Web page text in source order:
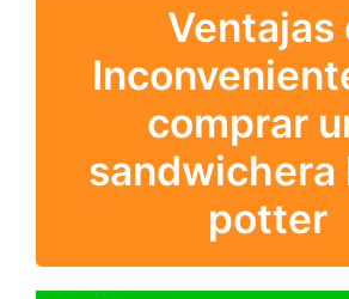
Ventajas
comprar
sandwichera
potter